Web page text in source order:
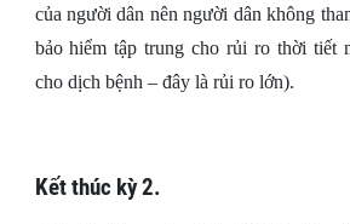
của người dân nên người dân không
bảo hiểm tập trung cho rủi ro thời tiết
cho dịch bệnh – đây là rủi ro lớn).
Kết thúc kỳ 2.